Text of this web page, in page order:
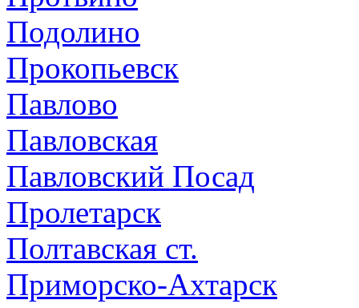
Подолино
Прокопьевск
Павлово
Павловская
Павловский Посад
Пролетарск
Полтавская ст.
Приморско-Ахтарск